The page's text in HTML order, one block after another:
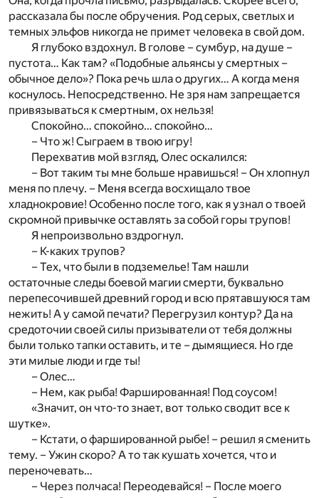
рассказала бы после обручения. Род серых, светлых и
темных эльфов никогда не примет человека в свой дом.
Я глубоко вздохнул. В голове – сумбур, на душе –
пустота… Как там? «Подобные альянсы у смертных –
обычное дело»? Пока речь шла о других… А когда меня
коснулось. Непосредственно. Не зря нам запрещается
привязываться к смертным, ох нельзя!
Спокойно… спокойно… спокойно…
– Что ж! Сыграем в твою игру!
Перехватив мой взгляд, Олес оскалился:
– Вот таким ты мне больше нравишься! – Он хлопнул
меня по плечу. – Меня всегда восхищало твое
хладнокровие! Особенно после того, как я узнал о твоей
скромной привычке оставлять за собой горы трупов!
Я непроизвольно вздрогнул.
– К-каких трупов?
– Тех, что были в подземелье! Там нашли
остаточные следы боевой магии смерти, буквально
перепесочившей древний город и всю прятавшуюся там
нежить! А у самой печати? Перегрузил контур? Да на
средоточии своей силы призыватели от тебя должны
были только тапки оставить, и те – дымящиеся. Но где
эти милые люди и где ты!
– Олес…
– Нем, как рыба! Фаршированная! Под соусом!
«Значит, он что-то знает, вот только сводит все к
шутке».
– Кстати, о фаршированной рыбе! – решил я сменить
тему. – Ужин скоро? А то так кушать хочется, что и
переночевать…
– Через полчаса! Переодевайся! – После моего